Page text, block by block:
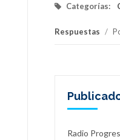
Categorías:
Respuestas /
Radio